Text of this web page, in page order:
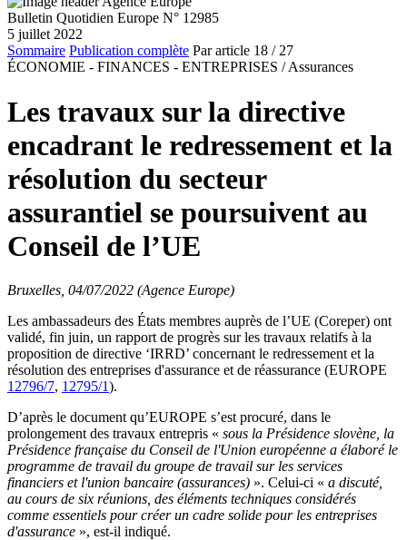
Bulletin Quotidien Europe N° 12985
5 juillet 2022
Sommaire Publication complète Par article 18 / 27
ÉCONOMIE - FINANCES - ENTREPRISES / Assurances
Les travaux sur la directive
encadrant le redressement et la
résolution du secteur
assurantiel se poursuivent au
Conseil de l’UE
Bruxelles, 04/07/2022 (Agence Europe)
Les ambassadeurs des États membres auprès de l’UE (Coreper) ont
validé, fin juin, un rapport de progrès sur les travaux relatifs à la
proposition de directive ‘IRRD’ concernant le redressement et la
résolution des entreprises d'assurance et de réassurance (EUROPE
12796/7, 12795/1).
D’après le document qu’EUROPE s’est procuré, dans le
prolongement des travaux entrepris « sous la Présidence slovène, la
Présidence française du Conseil de l'Union européenne a élaboré le
programme de travail du groupe de travail sur les services
financiers et l'union bancaire (assurances) ». Celui-ci « a discuté,
au cours de six réunions, des éléments techniques considérés
comme essentiels pour créer un cadre solide pour les entreprises
d'assurance », est-il indiqué.